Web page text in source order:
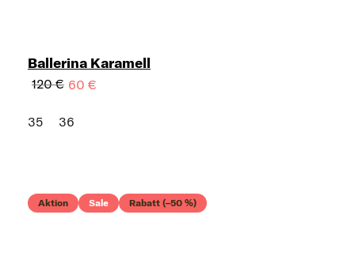
Ballerina Karamell
120 € 60 €
35 36
Aktion Sale Rabatt (–50 %)